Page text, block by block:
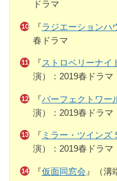
ドラマ
『ラジエーションハ
春ドラマ
『ストロベリーナイ
演）：2019春ドラマ
『パーフェクトワー
演）：2019春ドラマ
『 ミラー・ツインズ
演）：2019春ドラマ
『仮面同窓会 』（溝